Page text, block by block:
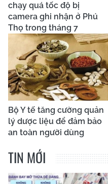
chạy quá tốc độ bị
camera ghi nhận ở Phú
Thọ trong tháng 7
Bộ Y tế tăng cường quản
lý dược liệu để đảm bảo
an toàn người dùng
TIN MỚI